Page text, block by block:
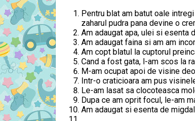
Pentru blat am batut oale
zaharul pudra pana devine o
Am adaugat apa, ulei si esenta
Am adaugat faina si am am
Am copt blatul la cuptorul
Cand a fost gata, l-am scos la
M-am ocupat apoi de visine
Intr-o craticioara am pus
Le-am lasat sa clocoteasca
Dupa ce am oprit focul, le-am
Am adaugat si esenta de